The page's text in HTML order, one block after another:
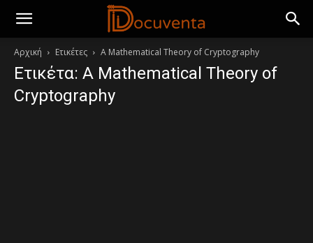
Αρχική Ετικέτες A Mathematical Theory of Cryptography
Ετικέτα: A Mathematical Theory of
Cryptography